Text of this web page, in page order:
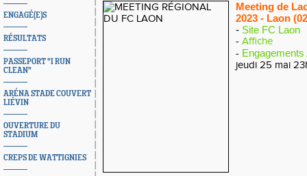
ENGAGÉ(E)S
RÉSULTATS
PASSEPORT "I RUN
CLEAN"
ARÉNA STADE COUVERT
LIÉVIN
OUVERTURE DU
STADIUM
CREPS DE WATTIGNIES
Meeting de
2023 - Laon
- Site FC Laon
- Affiche
-
jeudi 25 mai